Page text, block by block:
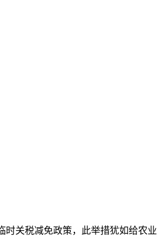
关税减免政策，此举措犹如给农